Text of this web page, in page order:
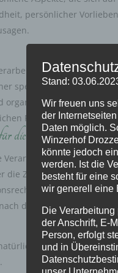
persönlicher
spezifischen
organisatorischen
Person zugewiesen
die Verarbeitung
die Zwecke und Mittel
oder das Recht
dem Unionsrecht
oder juristische
Stand:
Wir freuen uns
der
Daten möglich.
Winzerhof
könnte jedoch
werden. Ist die
besteht für eine
wir generell eine
Die
der Anschrift, E-
Person, erfolgt
und in